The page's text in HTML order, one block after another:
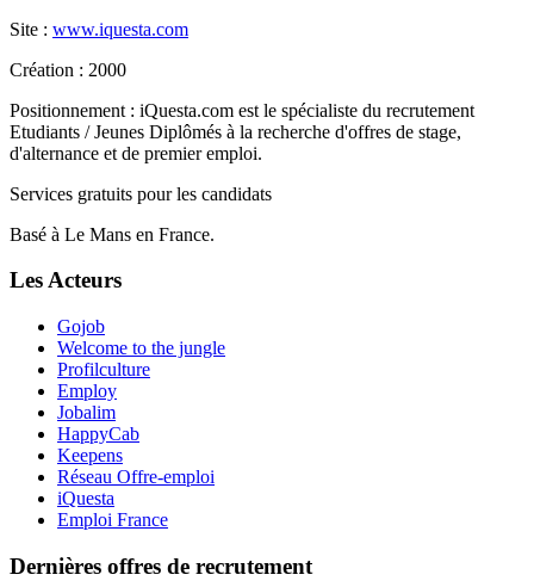
Site : www.iquesta.com
Création : 2000
Positionnement : iQuesta.com est le spécialiste du recrutement
Etudiants / Jeunes Diplômés à la recherche d'offres de stage,
d'alternance et de premier emploi.
Services gratuits pour les candidats
Basé à Le Mans en France.
Les Acteurs
Gojob
Welcome to the jungle
Profilculture
Employ
Jobalim
HappyCab
Keepens
Réseau Offre-emploi
iQuesta
Emploi France
Dernières offres de recrutement